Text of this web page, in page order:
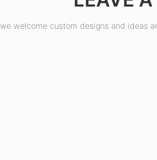
we welcome custom designs and ideas